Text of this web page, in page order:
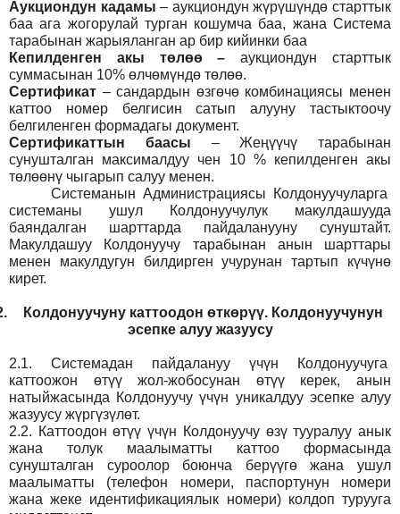
Аукциондун кадамы – аукциондун жүрүшүндө старттык
баа ага жогорулай турган кошумча баа, жана Система
тарабынан жарыяланган ар бир кийинки баа
Кепилденген акы төлөө
–аукциондун старттык
суммасынан 10% өлчөмүндө төлөө.
Сертификат – сандардын өзгөчө комбинациясы менен
каттоо номер белгисин сатып алууну тастыктоочу
белгиленген формадагы документ.
Сертификаттын баасы – Жеңүүчү тарабынан
сунушталган максималдуу чен 10 % кепилденген акы
төлөөнү чыгарып салуу менен.
СистеманынАдминистрациясы Колдонуучуларга
системаны ушул Колдонуучулук макулдашууда
баяндалган шарттарда пайдаланууну сунуштайт.
Макулдашуу Колдонуучу тарабынан анын шарттары
менен макулдугун билдирген учурунан тартып күчүнө
кирет.
Колдонуучуну каттоодон өткөрүү. Колдонуучунун
эсепке алуу жазуусу
2.1.
Системадан пайдалануу үчүн Колдонуучуга
каттоожон өтүү жол-жобосунан өтүү керек, анын
натыйжасында Колдонуучу үчүн уникалдуу эсепке алуу
жазуусу жүргүзүлөт.
2.2. Каттоодон өтүү үчүн Колдонуучу өзү тууралуу анык
жана толук маалыматты каттоо формасында
сунушталган суроолор боюнча берүүгө жана ушул
маалыматты (телефон номери, паспортунун номери
жана жеке идентификациялык номери) колдоп турууга